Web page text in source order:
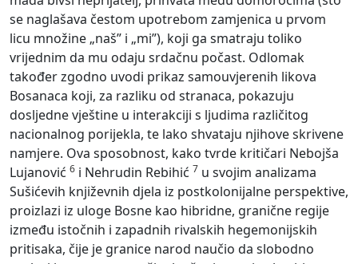
se naglašava čestom upotrebom zamjenica u prvom
licu množine „naš” i „mi”), koji ga smatraju toliko
vrijednim da mu odaju srdačnu počast. Odlomak
također zgodno uvodi prikaz samouvjerenih likova
Bosanaca koji, za razliku od stranaca, pokazuju
dosljedne vještine u interakciji s ljudima različitog
nacionalnog porijekla, te lako shvataju njihove skrivene
namjere. Ova sposobnost, kako tvrde kritičari Nebojša
Lujanović 6 i Nehrudin Rebihić 7 u svojim analizama
Sušićevih književnih djela iz postkolonijalne perspektive,
proizlazi iz uloge Bosne kao hibridne, granične regije
između istočnih i zapadnih rivalskih hegemonijskih
pritisaka, čije je granice narod naučio da slobodno